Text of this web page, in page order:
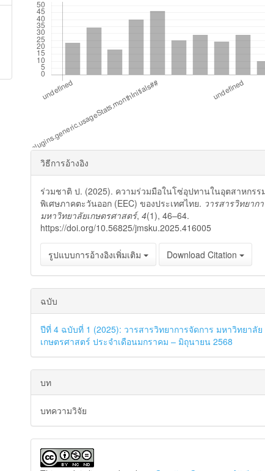
วิธีการอ้างอิง
ร่วมชาติ ป. (2025). ความร่วมมือในโซ่อุปทานในอุตสาหกร
พิเศษภาคตะวันออก (EEC) ของประเทศไทย. วารสารวิทยาก
มหาวิทยาลัยเกษตรศาสตร์,4(1), 46–64.
https://doi.org/10.56825/jmsku.2025.416005
รูปแบบการอ้างอิงเพิ่มเติม Download Citation
ฉบับ
ปีที่ 4 ฉบับที่ 1 (2025): วารสารวิทยาการจัดการ มหาวิทยาลัย
เกษตรศาสตร์ ประจำเดือนมกราคม – มิถุนายน 2568
บท
บทความวิจัย